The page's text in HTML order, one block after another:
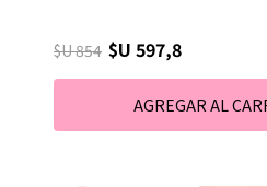
$U 854 $U 597,8